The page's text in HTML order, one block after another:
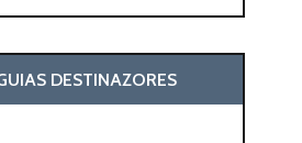
DESTINAZORES